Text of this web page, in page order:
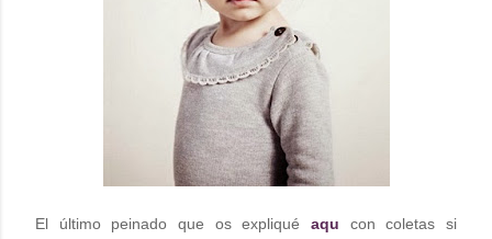
El último peinado que os expliqué aqu con coletas si